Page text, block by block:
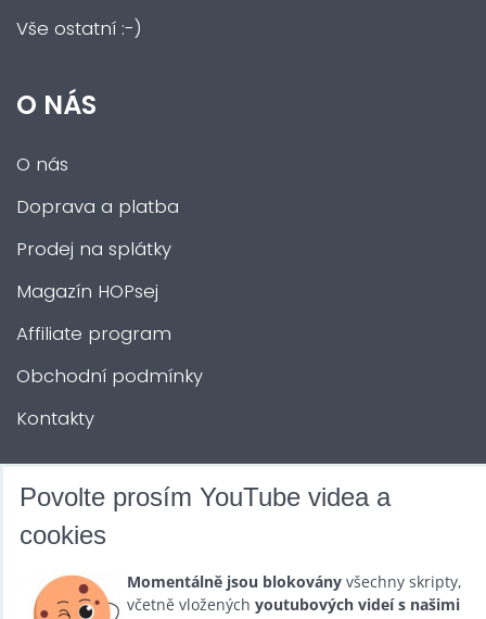
Vše ostatní :-)
O NÁS
O nás
Doprava a platba
Prodej na splátky
Magazín HOPsej
Affiliate program
Obchodní podmínky
Kontakty
DALŠÍ SLUŽBY
Půjčovna
Povolte prosím YouTube videa a
cookies
Momentálně jsou blokovány všechny skripty,
včetně vložených youtubových videí s našimi